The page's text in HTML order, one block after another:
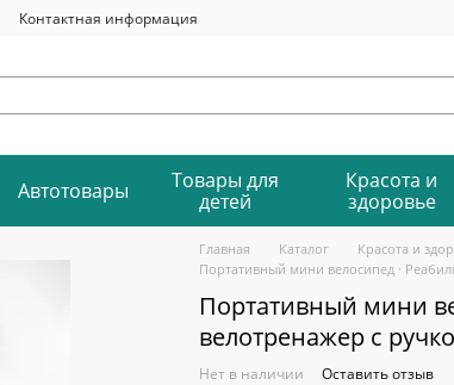
Контактная информация
Автотовары
Товары для
детей
Красота и
здоровье
Главная Каталог Красота и
Портативный мини велосипед ·
Портативный мини
велотренажер с
Нет в наличии Оставить отзыв